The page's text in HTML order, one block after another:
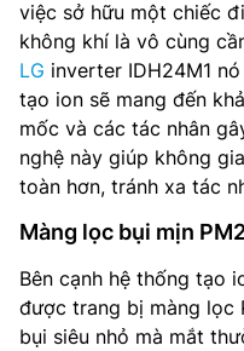
việc sở hữu một chiếc
không khí là vô cùng
LG inverter IDH24M1
tạo ion sẽ mang đến
mốc và các tác nhân
nghệ này giúp không
toàn hơn, tránh xa tác
Màng lọc bụi mịn
Bên cạnh hệ thống tạo
được trang bị màng lọc
bụi siêu nhỏ mà mắt